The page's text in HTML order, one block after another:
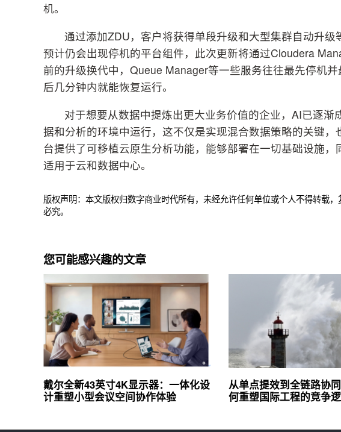
机。
通过添加ZDU，客户将获得单段升级和大型集群自动升
预计仍会出现停机的平台组件，此次更新将通过Cloudera
前的升级换代中，Queue Manager等一些服务往往最先停机
后几分钟内就能恢复运行。
对于想要从数据中提炼出更大业务价值的企业，AI已逐
据和分析的环境中运行，这不仅是实现混合数据策略的关键
台提供了可移植云原生分析功能，能够部署在一切基础设施，
适用于云和数据中心。
版权声明：本文版权归数字商业时代所有，未经允许任何单位或个人不得转载
必究。
您可能感兴趣的文章
戴尔全新43英寸4K显示器：一体化设
计重塑小型会议空间协作体验
从单点提效到全链路协
何重塑国际工程的竞争